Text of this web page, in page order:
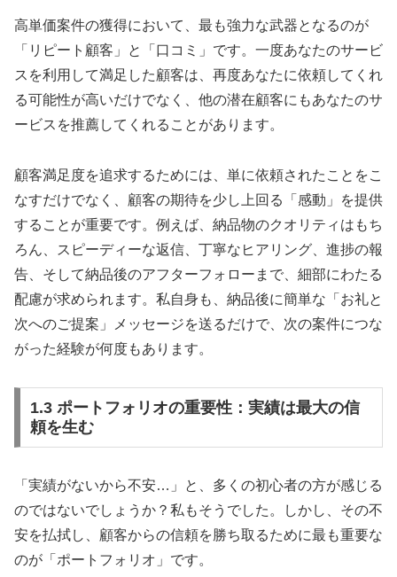
高単価案件の獲得において、最も強力な武器となるのが
「リピート顧客」と「口コミ」です。一度あなたのサービ
スを利用して満足した顧客は、再度あなたに依頼してくれ
る可能性が高いだけでなく、他の潜在顧客にもあなたのサ
ービスを推薦してくれることがあります。
顧客満足度を追求するためには、単に依頼されたことをこ
なすだけでなく、顧客の期待を少し上回る「感動」を提供
することが重要です。例えば、納品物のクオリティはもち
ろん、スピーディーな返信、丁寧なヒアリング、進捗の報
告、そして納品後のアフターフォローまで、細部にわたる
配慮が求められます。私自身も、納品後に簡単な「お礼と
次へのご提案」メッセージを送るだけで、次の案件につな
がった経験が何度もあります。
1.3 ポートフォリオの重要性：実績は最大の信
頼を生む
「実績がないから不安…」と、多くの初心者の方が感じる
のではないでしょうか？私もそうでした。しかし、その不
安を払拭し、顧客からの信頼を勝ち取るために最も重要な
のが「ポートフォリオ」です。